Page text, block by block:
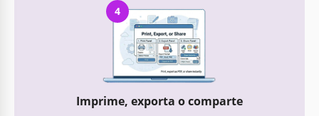
4
Imprime, exporta o comparte